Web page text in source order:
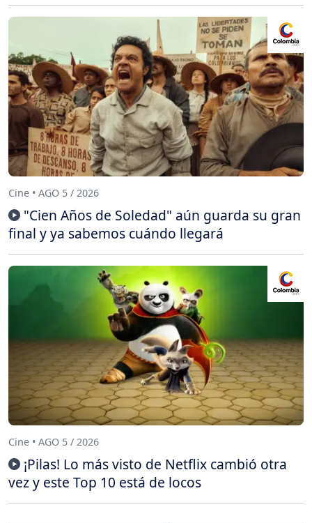
Cine • AGO 5 / 2026
"Cien Años de Soledad" aún guarda su gran
final y ya sabemos cuándo llegará
Cine • AGO 5 / 2026
¡Pilas! Lo más visto de Netflix cambió otra
vez y este Top 10 está de locos